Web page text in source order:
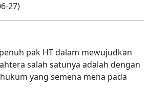
27)
pak HT dalam mewujudkan
salah satunya adalah dengan
yang semena mena pada